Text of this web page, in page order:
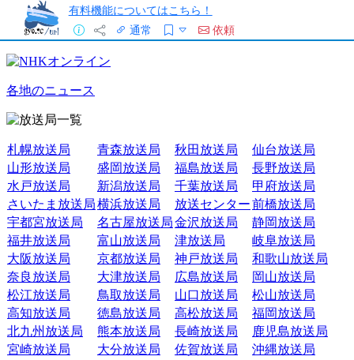
有料機能についてはこちら！
通常
依頼